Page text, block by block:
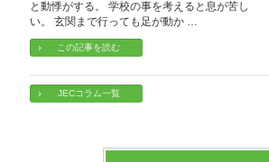
と動悸がする。 学校の事を考えると息が苦し
い。 玄関まで行っても足が動か …
この記事を読む
JECコラム一覧